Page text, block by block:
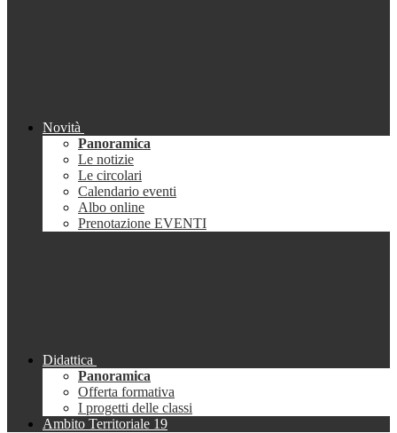
Novità
Panoramica
Le notizie
Le circolari
Calendario eventi
Albo online
Prenotazione EVENTI
Didattica
Panoramica
Offerta formativa
I progetti delle classi
Ambito Territoriale 19